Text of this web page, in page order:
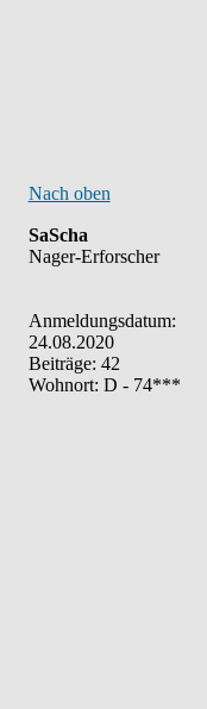
Nach oben
SaScha
Nager-Erforscher
Anmeldungsdatum:
24.08.2020
Beiträge: 42
Wohnort: D - 74***